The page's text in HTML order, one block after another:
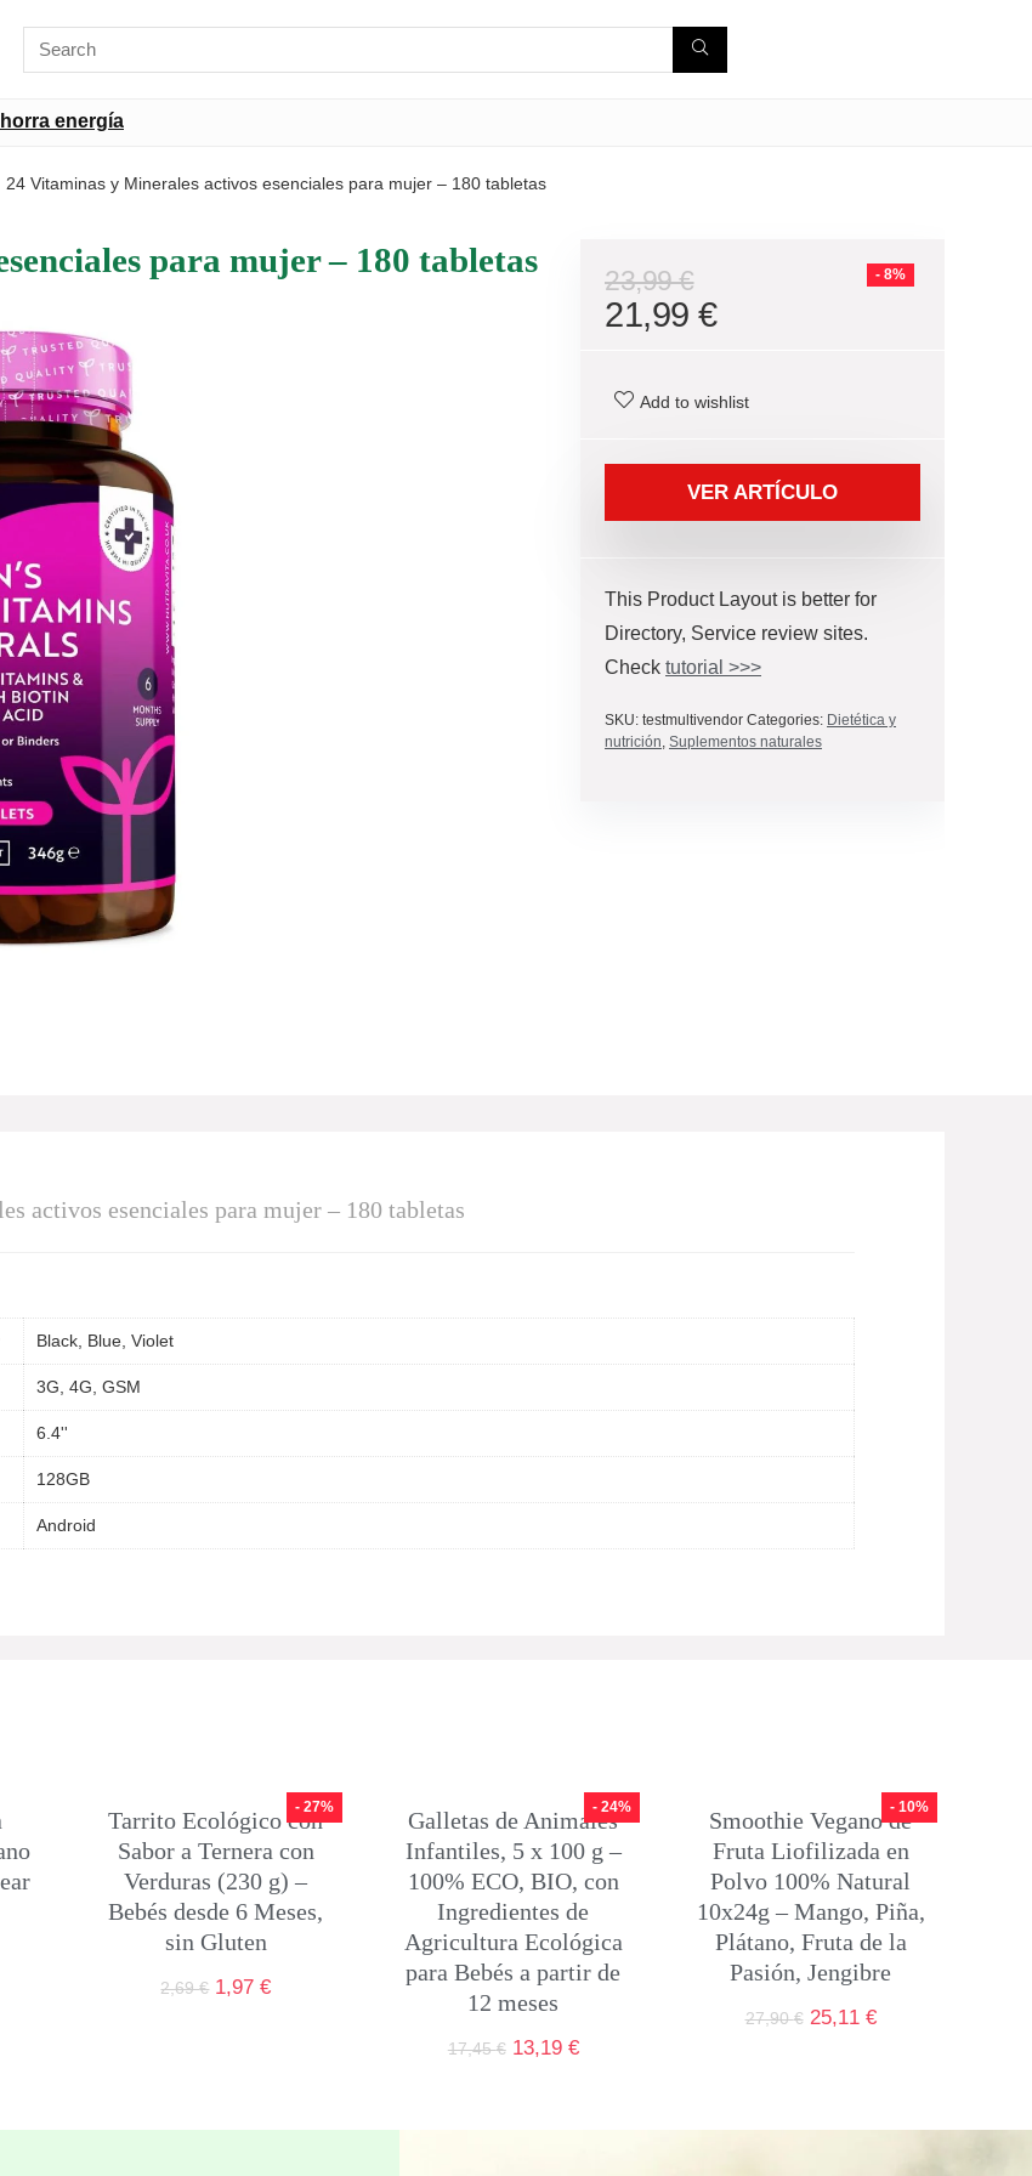
energía
24 Vitaminas y Minerales activos esenciales para mujer – 180 tabletas
para mujer – 180 tabletas - 8%
23,99€
21,99 €
Add to wishlist
VER ARTÍCULO
This Product Layout is better for
Directory, Service review sites.
Check tutorial >>>
SKU: testmultivendor Categories: Dietética y
nutrición, Suplementos naturales
activos esenciales para mujer – 180 tabletas
Black, Blue, Violet
3G, 4G, GSM
6.4''
128GB
Android
- 27%
Tarrito Ecológico con
Sabor a Ternera con
Verduras (230 g) –
Bebés desde 6 Meses,
sin Gluten
2,69€ 1,97€
- 24%
Galletas de Animales
Infantiles, 5 x 100 g –
100% ECO, BIO, con
Ingredientes de
Agricultura Ecológica
para Bebés a partir de
12 meses
17,45€ 13,19 €
- 10%
Smoothie Vegano de
Fruta Liofilizada en
Polvo 100% Natural
10x24g – Mango, Piña,
Plátano, Fruta de la
Pasión, Jengibre
27,90€ 25,11 €